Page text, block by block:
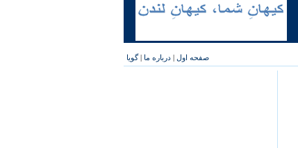
صفحه اول | درباره ما |گویا